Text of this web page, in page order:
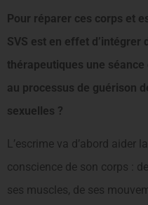
Pour réparer ces corps et
SVS est en effet d’intégrer
thérapeutiques une séance
au processus de guérison
sexuelles ?
L’escrime va d’abord aider
conscience de son corps :
ses muscles, de ses